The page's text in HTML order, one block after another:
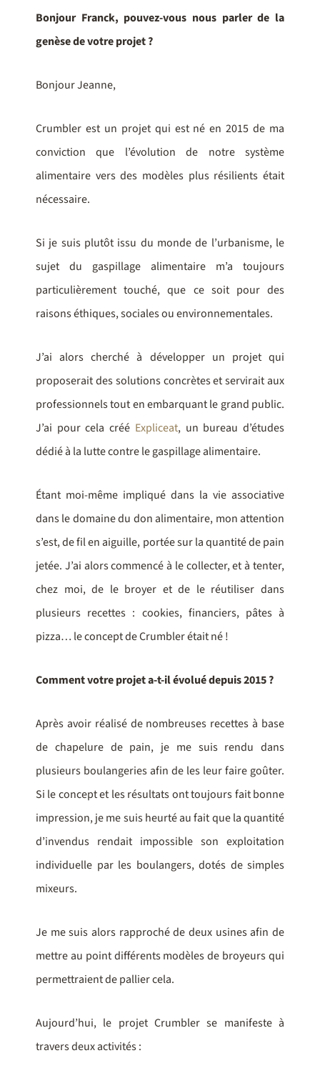
Bonjour Franck, pouvez-vous nous parler de la
genèse de votre projet ?
Bonjour Jeanne,
Crumbler est un projet qui est né en 2015 de ma
conviction que l’évolution de notre système
alimentaire vers des modèles plus résilients était
nécessaire.
Si je suis plutôt issu du monde de l’urbanisme, le
sujet du gaspillage alimentaire m’a toujours
particulièrement touché, que ce soit pour des
raisons éthiques, sociales ou environnementales.
J’ai alors cherché à développer un projet qui
proposerait des solutions concrètes et servirait aux
professionnels tout en embarquant le grand public.
J’ai pour cela créé Expliceat, un bureau d’études
dédié à la lutte contre le gaspillage alimentaire.
Étant moi-même impliqué dans la vie associative
dans le domaine du don alimentaire, mon attention
s’est, de fil en aiguille, portée sur la quantité de pain
jetée. J’ai alors commencé à le collecter, et à tenter,
chez moi, de le broyer et de le réutiliser dans
plusieurs recettes : cookies, financiers, pâtes à
pizza… le concept de Crumbler était né !
Comment votre projet a-t-il évolué depuis 2015 ?
Après avoir réalisé de nombreuses recettes à base
de chapelure de pain, je me suis rendu dans
plusieurs boulangeries afin de les leur faire goûter.
Si le concept et les résultats ont toujours fait bonne
impression, je me suis heurté au fait que la quantité
d’invendus rendait impossible son exploitation
individuelle par les boulangers, dotés de simples
mixeurs.
Je me suis alors rapproché de deux usines afin de
mettre au point différents modèles de broyeurs qui
permettraient de pallier cela.
Aujourd’hui, le projet Crumbler se manifeste à
travers deux activités :